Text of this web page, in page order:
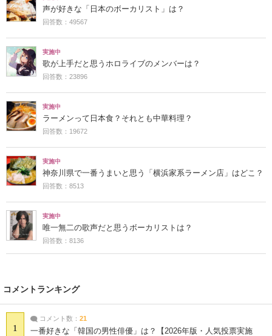
声が好きな「日本のボーカリスト」は？
回答数：49567
実施中
歌が上手だと思うホロライブのメンバーは？
回答数：23896
実施中
ラーメンって日本食？それとも中華料理？
回答数：19672
実施中
神奈川県で一番うまいと思う「横浜家系ラーメン店」はどこ？
回答数：8513
実施中
唯一無二の歌声だと思うボーカリストは？
回答数：8136
コメントランキング
1
コメント数： 21
一番好きな「韓国の男性俳優」は？【2026年版・人気投票実施